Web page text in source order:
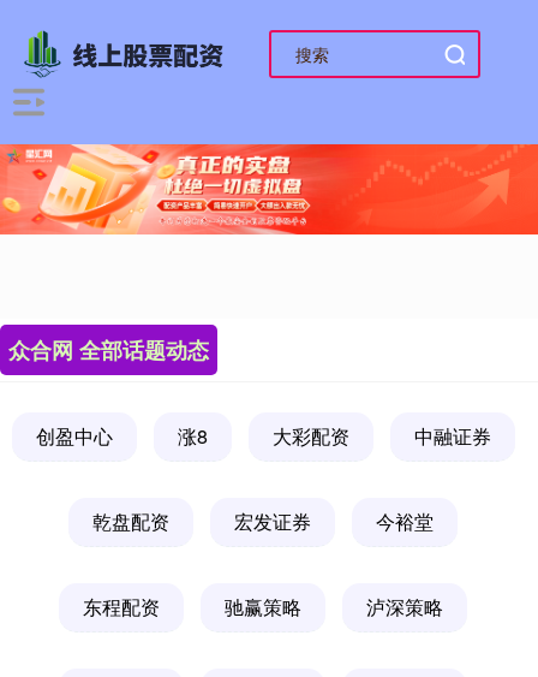
众合网 全部话题动态
创盈中心 涨8 大彩配资 中融证券
乾盘配资 宏发证券 今裕堂
东程配资 驰赢策略 泸深策略